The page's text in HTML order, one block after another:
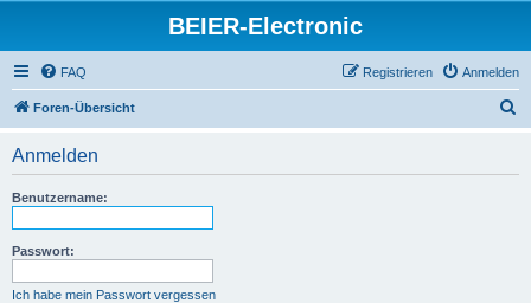
BEIER-Electronic
FAQ Anmelden
Registrieren
Foren-Übersicht
Anmelden
Benutzername:
Passwort:
Ich habe mein Passwort vergessen